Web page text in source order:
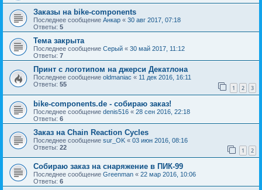
Заказы на bike-components
Последнее сообщение Анкар « 30 авг 2017, 07:18
Ответы: 5
Тема закрыта
Последнее сообщение Серый « 30 май 2017, 11:12
Ответы: 7
Принт с логотипом на джерси Декатлона
Последнее сообщение oldmaniac « 11 дек 2016, 16:11
Ответы: 55 1 2 3
bike-components.de - собираю заказ!
Последнее сообщение denis516 « 28 сен 2016, 22:18
Ответы: 6
Заказ на Chain Reaction Cycles
Последнее сообщение sur_OK « 03 июн 2016, 08:16
Ответы: 22 1 2
Собираю заказ на снаряжение в ПИК-99
Последнее сообщение Greenman « 22 мар 2016, 10:06
Ответы: 6